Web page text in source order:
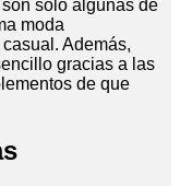
solo algunas de
moda
Además,
gracias a las
de que